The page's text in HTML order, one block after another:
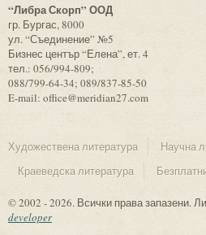
“Либра Скорп” ООД
гр. Бургас, 8000
ул. “Съединение” №5
Бизнес център “Елена”, ет. 4
тел.: 056/994-809;
088/799-64-34; 089/837-85-50
E-mail: office@meridian27.com
Художествена литература
Научна
Краеведска литература
© 2002 - 2026. Всички права запазени.
developer